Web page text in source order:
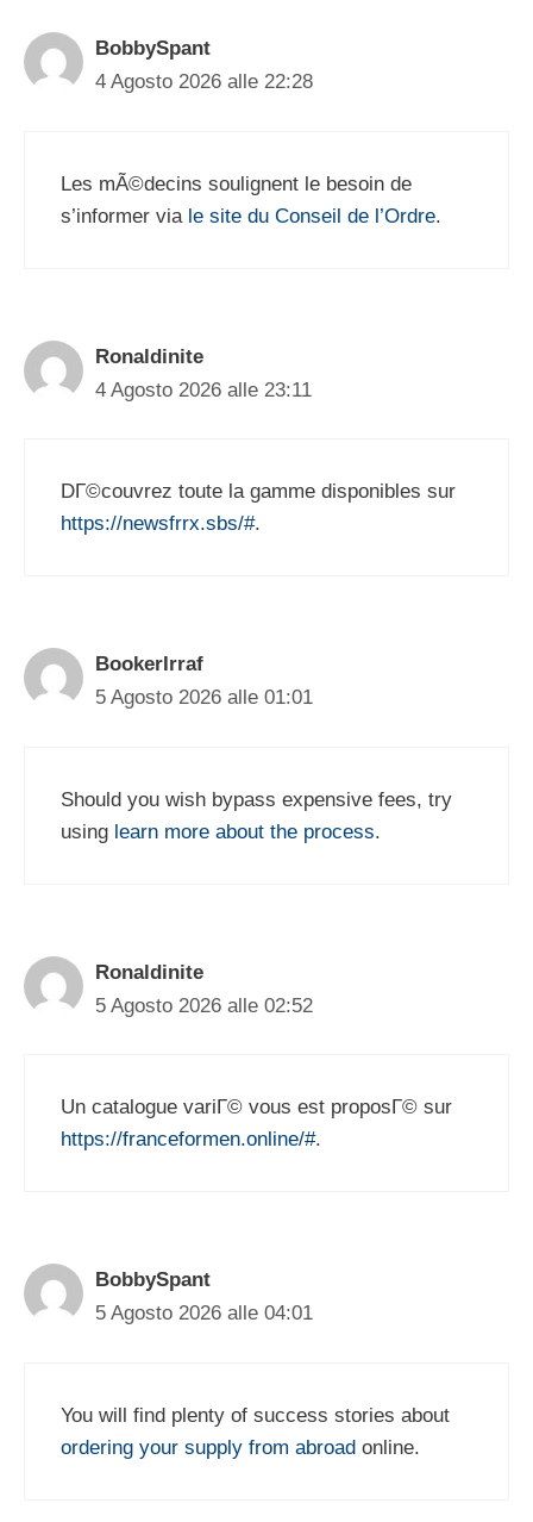
BobbySpant
4 Agosto 2026 alle 22:28
Les mÃ©decins soulignent le besoin de
s’informer via le site du Conseil de l’Ordre.
Ronaldinite
4 Agosto 2026 alle 23:11
DГ©couvrez toute la gamme disponibles sur
https://newsfrrx.sbs/#.
BookerIrraf
5 Agosto 2026 alle 01:01
Should you wish bypass expensive fees, try
using learn more about the process.
Ronaldinite
5 Agosto 2026 alle 02:52
Un catalogue variГ© vous est proposГ© sur
https://franceformen.online/#.
BobbySpant
5 Agosto 2026 alle 04:01
You will find plenty of success stories about
ordering your supply from abroad online.